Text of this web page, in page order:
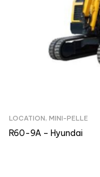
LOCATION, MINI-PELLE
R60-9A – Hyundai